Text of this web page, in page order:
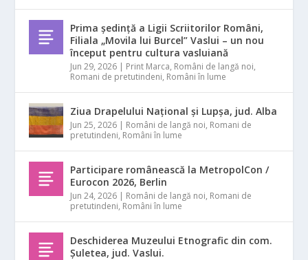
Prima ședință a Ligii Scriitorilor Români,
Filiala „Movila lui Burcel” Vaslui – un nou
început pentru cultura vasluiană
Jun 29, 2026 | Print Marca, Români de langă noi,
Romani de pretutindeni, Români în lume
Ziua Drapelului Național și Lupșa, jud. Alba
Jun 25, 2026 | Români de langă noi, Romani de
pretutindeni, Români în lume
Participare românească la MetropolCon /
Eurocon 2026, Berlin
Jun 24, 2026 | Români de langă noi, Romani de
pretutindeni, Români în lume
Deschiderea Muzeului Etnografic din com.
Șuletea, jud. Vaslui.